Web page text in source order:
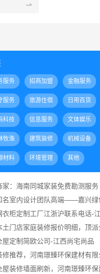
服务 招商加盟 金融服务
服务 旅游住宿 日用百货
科技 信息服务 文体娱乐
牧渔 建筑装修 机械设备
材料 环境管理 其他
家：海南同城家装免费勘测服务
衣柜定制工厂江浙沪联系电话-
屋定制简欧公司-江西尚宅尚品